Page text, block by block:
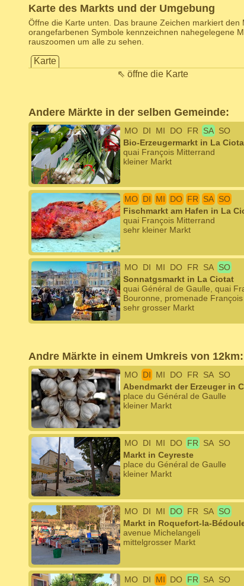
Karte des Markts und der Umgebung
Öffne die Karte unten. Das braune Zeichen markiert den
orangefarbenen Symbole kennzeichnen nahegelegene
rauszoomen um alle zu sehen.
Karte
⇖ öffne die Karte
Andere Märkte in der selben Gemeinde:
MO DI MI DO FR SA SO
Bio-Erzeugermarkt in La
quai François Mitterrand
kleiner Markt
MO DI MI DO FR SA SO
Fischmarkt am Hafen in La
quai François Mitterrand
sehr kleiner Markt
MO DI MI DO FR SA SO
Sonnatgsmarkt in La Ciotat
quai Général de Gaulle, quai
Bouronne, promenade
sehr grosser Markt
Andre Märkte in einem Umkreis von 12km:
MO DI MI DO FR SA SO
Abendmarkt der Erzeuger in
place du Général de Gaulle
kleiner Markt
MO DI MI DO FR SA SO
Markt in Ceyreste
place du Général de Gaulle
kleiner Markt
MO DI MI DO FR SA SO
Markt in Roquefort-la-
avenue Michelangeli
mittelgrosser Markt
MO DI MI DO FR SA SO